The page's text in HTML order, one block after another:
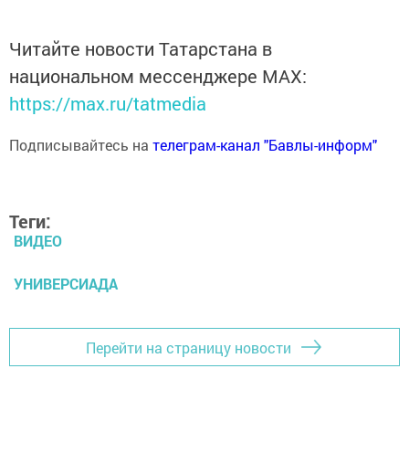
Читайте новости Татарстана в
национальном мессенджере MАХ:
https://max.ru/tatmedia
Подписывайтесь на телеграм-канал "Бавлы-информ"
Теги:
ВИДЕО
УНИВЕРСИАДА
Перейти на страницу новости